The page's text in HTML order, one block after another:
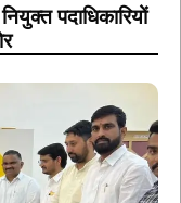
पदाधिकारियों